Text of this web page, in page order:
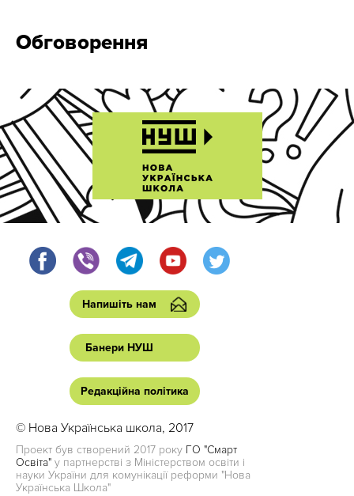
Обговорення
Напишіть нам
Банери НУШ
Редакційна політика
© Нова Українська школа, 2017
Проект був створений 2017 року ГО "Смарт
Освіта" у партнерстві з Міністерством освіти і
науки України для комунікації реформи "Нова
Українська Школа"